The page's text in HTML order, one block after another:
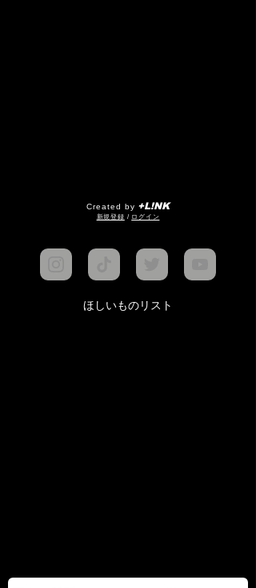
Created by +L!NK
​新規登録 / ログイン
ほしいものリスト